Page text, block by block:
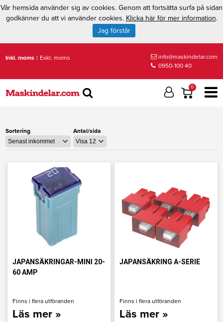
Inkl. moms | Exkl. moms
info@maskindelar.com
0950-100 40
0
Sortering Antal/sida
JAPANSÄKRINGAR-MINI 20-
60 AMP
Finns i flera utföranden
Läs mer »
JAPANSÄKRING A-SERIE
Finns i flera utföranden
Läs mer »
Vår hemsida använder sig av cookies. Genom att fortsätta surfa på sidan
godkänner du att vi använder cookies. Klicka här för mer information.
Jag förstår